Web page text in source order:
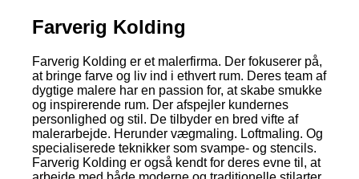
Farverig Kolding
Farverig Kolding er et malerfirma. Der fokuserer på,
at bringe farve og liv ind i ethvert rum. Deres team af
dygtige malere har en passion for, at skabe smukke
og inspirerende rum. Der afspejler kundernes
personlighed og stil. De tilbyder en bred vifte af
malerarbejde. Herunder vægmaling. Loftmaling. Og
specialiserede teknikker som svampe- og stencils.
Farverig Kolding er også kendt for deres evne til, at